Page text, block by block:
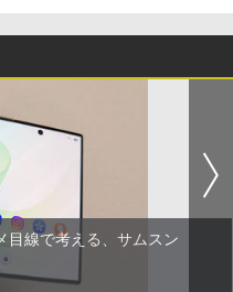
目線で考える、サムスン